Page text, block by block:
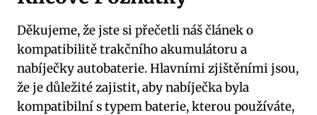
Děkujeme, že jste si přečetli náš článek o
kompatibilitě trakčního akumulátoru a
nabíječky autobaterie. Hlavními zjištěními jsou,
že je důležité zajistit, aby nabíječka byla
kompatibilní s typem baterie, kterou používáte,